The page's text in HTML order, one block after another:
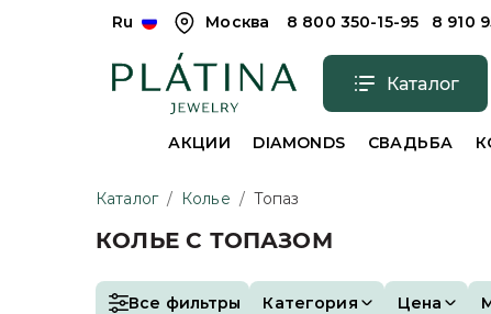
Ru Москва 8 800 350-15-95 8 910
Каталог
АКЦИИ DIAMONDS СВАДЬБА
Каталог / Колье / Топаз
КОЛЬЕ С ТОПАЗОМ
Все фильтры Категория Цена